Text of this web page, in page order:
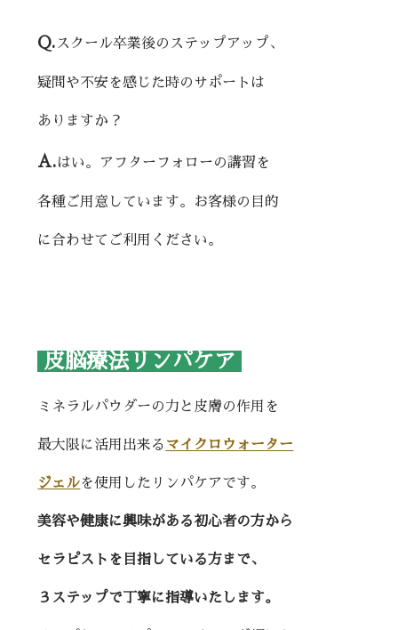
Q. スクール卒業後のステップアップ、
疑問や不安を感じた時のサポートは
ありますか？
A.はい。アフターフォローの講習を
各種ご用意しています。お客様の目的
に合わせてご利用ください。
皮脳療法リンパケア
ミネラルパウダーの力と皮膚の作用を
最大限に活用出来る マイクロウォーター
ジェルを使用したリンパケアです。
美容や健康に興味がある初心者の方から
セラピストを目指している方まで、
３ステップで丁寧に指導いたします。